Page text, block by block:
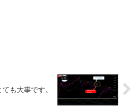
も大事です。